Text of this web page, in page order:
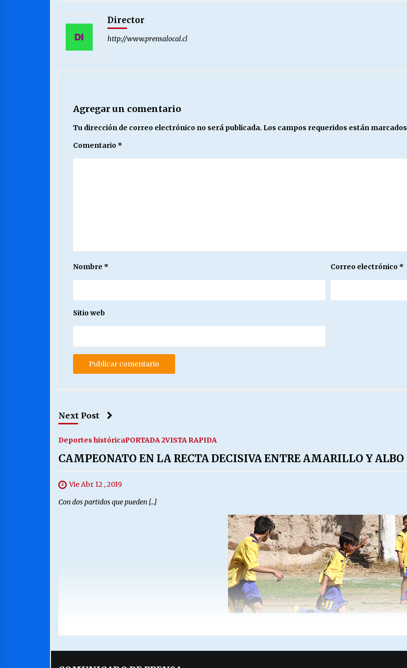
Director
http://www.prensalocal.cl
Agregar un comentario
Tu dirección de correo electrónico no será publicada. Los campos requeridos están marcados
Comentario *
Nombre * Correo electrónico *
Sitio web
Next Post
Deportes históricaPORTADA 2VISTA RAPIDA
CAMPEONATO EN LA RECTA DECISIVA ENTRE AMARILLO Y ALBO
Vie Abr 12 , 2019
Con dos partidos que pueden […]